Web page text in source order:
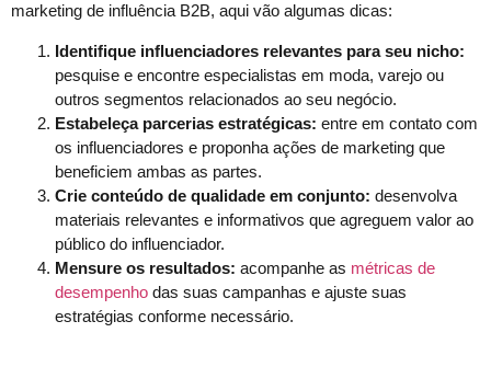
marketing de influência B2B, aqui vão algumas dicas:
Identifique influenciadores relevantes para seu nicho:
pesquise e encontre especialistas em moda, varejo ou
outros segmentos relacionados ao seu negócio.
Estabeleça parcerias estratégicas: entre em contato com
os influenciadores e proponha ações de marketing que
beneficiem ambas as partes.
Crie conteúdo de qualidade em conjunto: desenvolva
materiais relevantes e informativos que agreguem valor ao
público do influenciador.
Mensure os resultados: acompanhe as métricas de
desempenho das suas campanhas e ajuste suas
estratégias conforme necessário.